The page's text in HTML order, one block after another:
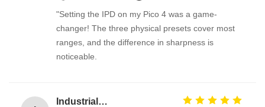
"Setting the IPD on my Pico 4 was a game-
changer! The three physical presets cover most
ranges, and the difference in sharpness is
noticeable.
Industrial Street Light pole machine / making equipment for Lamp post